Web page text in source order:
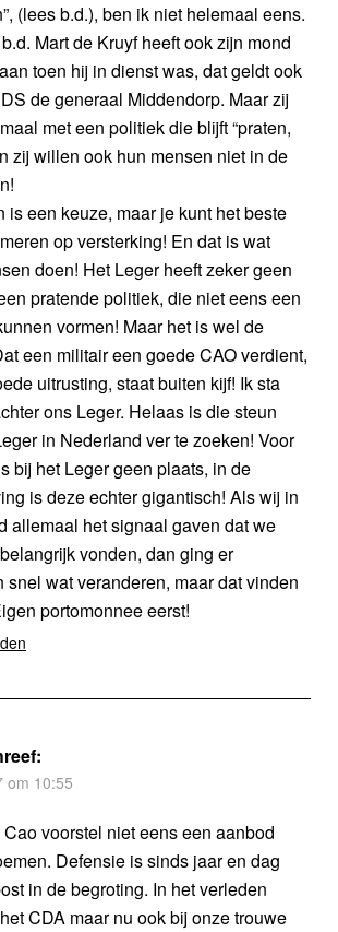
(lees b.d.), ben ik niet helemaal eens.
Mart de Kruyf heeft ook zijn mond
toen hij in dienst was, dat geldt ook
de generaal Middendorp. Maar zij
met een politiek die blijft “praten,
zij willen ook hun mensen niet in de
is een keuze, maar je kunt het beste
op versterking! En dat is wat
doen! Het Leger heeft zeker geen
pratende politiek, die niet eens een
vormen! Maar het is wel de
een militair een goede CAO verdient,
uitrusting, staat buiten kijf! Ik sta
ons Leger. Helaas is die steun
in Nederland ver te zoeken! Voor
bij het Leger geen plaats, in de
is deze echter gigantisch! Als wij in
allemaal het signaal gaven dat we
vonden, dan ging er
snel wat veranderen, maar dat vinden
portomonnee eerst!
om 10:55
Cao voorstel niet eens een aanbod
Defensie is sinds jaar en dag
in de begroting. In het verleden
CDA maar nu ook bij onze trouwe